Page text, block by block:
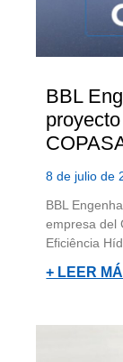
BBL
8 de julio de
BBL
empresa del
Eficiência
+ LEER